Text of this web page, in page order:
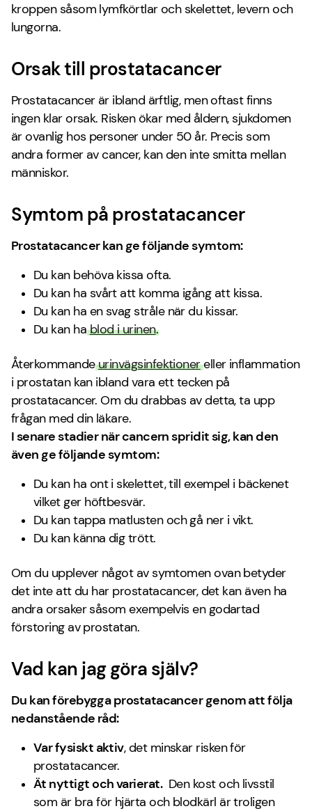
kroppen såsom lymfkörtlar och skelettet, levern och
lungorna.
Orsak till prostatacancer
Prostatacancer är ibland ärftlig, men oftast finns
ingen klar orsak. Risken ökar med åldern, sjukdomen
är ovanlig hos personer under 50 år. Precis som
andra former av cancer, kan den inte smitta mellan
människor.
Symtom på prostatacancer
Prostatacancer kan ge följande symtom:
Du kan behöva kissa ofta.
Du kan ha svårt att komma igång att kissa.
Du kan ha en svag stråle när du kissar.
Du kan hablod i urinen.
Återkommandeurinvägsinfektionereller inflammation
i prostatan kan ibland vara ett tecken på
prostatacancer. Om du drabbas av detta, ta upp
frågan med din läkare.
I senare stadier när cancern spridit sig, kan den
även ge följande symtom:
Du kan ha ont i skelettet, till exempel i bäckenet
vilket ger höftbesvär.
Du kan tappa matlusten och gå ner i vikt.
Du kan känna dig trött.
Om du upplever något av symtomen ovan betyder
det inte att du har prostatacancer, det kan även ha
andra orsaker såsom exempelvis en godartad
förstoring av prostatan.
Vad kan jag göra själv?
Du kan förebygga prostatacancer genom att följa
nedanstående råd:
Var fysiskt aktiv, det minskar risken för
prostatacancer.
Ät nyttigt och varierat. Den kost och livsstil
som är bra för hjärta och blodkärl är troligen